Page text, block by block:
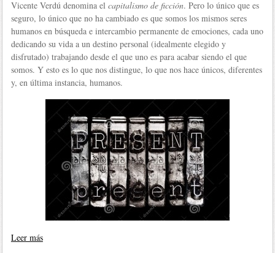
Vicente Verdú denomina el capitalismo de ficción. Pero lo único que es
seguro, lo único que no ha cambiado es que somos los mismos seres
humanos en búsqueda e intercambio permanente de emociones, cada uno
dedicando su vida a un destino personal (idealmente elegido y
disfrutado) trabajando desde el que uno es para acabar siendo el que
somos. Y esto es lo que nos distingue, lo que nos hace únicos, diferentes
y, en última instancia, humanos.
Leer más